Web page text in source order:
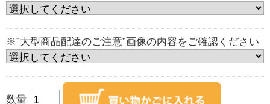
※”大型商品配達のご注意”画像の内容をご確認ください
数量